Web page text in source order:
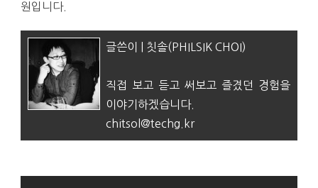
원입니다.
글쓴이 | 칫솔(PHILSIK CHOI)
직접 보고 듣고 써보고 즐겼던 경험을
이야기하겠습니다.
chitsol@techg.kr